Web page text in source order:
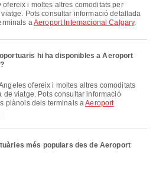
Pots consultar informació detallada
aAeroport Internacional Calgary.
hi ha disponibles a Aeroport
viatge. Pots consultar informació
plànols dels terminals aAeroport
més populars des de Aeroport